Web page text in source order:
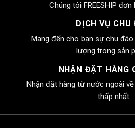
Chúng tôi FREESHIP
DỊCH VỤ CHU
Mang đến cho bạn sự chu
lượng trong sản
NHẬN ĐẶT HÀNG
Nhận đặt hàng từ nước ngoài
thấp nhất.